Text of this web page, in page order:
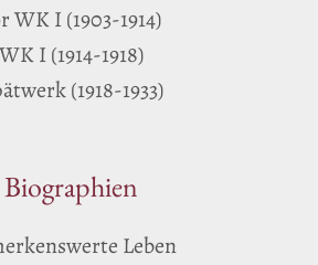
WK I (1903-1914)
WK I (1914-1918)
(1918-1933)
Biographien
Leben